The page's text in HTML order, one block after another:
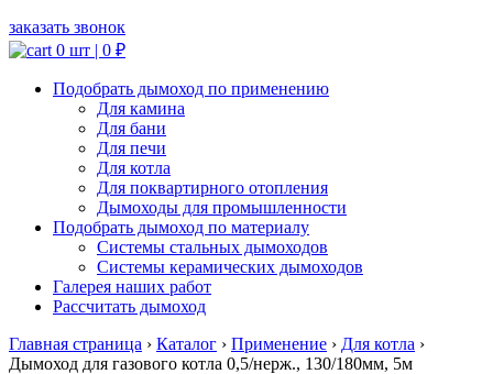
заказать звонок
0 шт | 0 ₽
Подобрать дымоход по применению
Для камина
Для бани
Для печи
Для котла
Для поквартирного отопления
Дымоходы для промышленности
Подобрать дымоход по материалу
Системы стальных дымоходов
Системы керамических дымоходов
Галерея наших работ
Рассчитать дымоход
Главная страница › Каталог › Применение › Для котла ›
Дымоход для газового котла 0,5/нерж., 130/180мм, 5м